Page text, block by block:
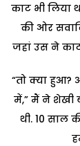
काट भी लिया
की ओर
जहां उस ने
“तो क्या हुआ?
में,” मैं ने शेखी
थी. 10 साल